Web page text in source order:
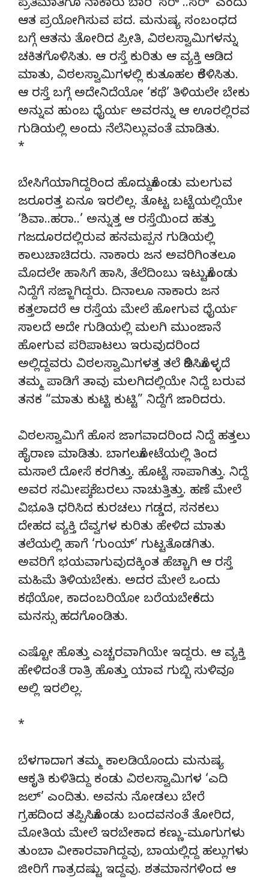
ಪ್ರತಿಮಾತಿಗೂ ನಾಕಾರು ಬಾರಿ ‘ಸರ್ ..ಸರ್’ ಎಂದು
ಆತ ಪ್ರಯೋಗಿಸುವ ಪದ. ಮನುಷ್ಯ ಸಂಬಂಧದ
ಬಗ್ಗೆ ಆತನು ತೋರಿದ ಪ್ರೀತಿ, ವಿಠಲಸ್ವಾಮಿಗಳನ್ನು
ಚಕಿತಗೊಳಿಸಿತು. ಆ ರಸ್ತೆ ಕುರಿತು ಆ ವ್ಯಕ್ತಿ ಆಡಿದ
ಮಾತು, ವಿಠಲಸ್ವಾಮಿಗಳಲ್ಲಿ ಕುತೂಹಲ ಕೆರಳಿಸಿತು.
ಆ ರಸ್ತೆ ಬಗ್ಗೆ ಅದೇನಿದೆಯೋ ‘ಕಥೆ’ ತಿಳಿಯಲೇ ಬೇಕು
ಅನ್ನುವ ಹುಂಬ ಧೈರ್ಯ ಅವರನ್ನು ಆ ಊರಲ್ಲಿರವ
ಗುಡಿಯಲ್ಲಿ ಅಂದು ನೆಲೆನಿಲ್ಲುವಂತೆ ಮಾಡಿತು.
*
ಬೇಸಿಗೆಯಾಗಿದ್ದರಿಂದ ಹೊದ್ದುಕೊಂಡು ಮಲಗುವ
ಜರೂರತ್ತ ಏನೂ ಇರಲಿಲ್ಲ. ತೊಟ್ಟ ಬಟ್ಟೆಯಲ್ಲಿಯೇ
‘ಶಿವಾ..ಹರಾ..’ ಅನ್ನುತ್ತ ಆ ರಸ್ತೆಯಿಂದ ಹತ್ತು
ಗಜದೂರದಲ್ಲಿರುವ ಹನಮಪ್ಪನ ಗುಡಿಯಲ್ಲಿ
ಕಾಲುಚಾಚಿದರು. ನಾಕಾರು ಜನ ಅವರಿಗಿಂತಲೂ
ಮೊದಲೇ ಹಾಸಿಗೆ ಹಾಸಿ, ತೆಲೆದಿಂಬು ಇಟ್ಟುಕೊಂಡು
ನಿದ್ದೆಗೆ ಸಜ್ಜಾಗಿದ್ದರು. ದಿನಾಲೂ ನಾಕಾರು ಜನ
ಕತ್ತಲಾದರೆ ಆ ರಸ್ತೆಯ ಮೇಲೆ ಹೋಗುವ ಧೈರ್ಯ
ಸಾಲದೆ ಅದೇ ಗುಡಿಯಲ್ಲಿ ಮಲಗಿ ಮುಂಜಾನೆ
ಹೋಗುವ ಪರಿಪಾಟಲು ಇರುವುದರಿಂದ
ಅಲ್ಲಿದ್ದವರು ವಿಠಲಸ್ವಾಮಿಗಳತ್ತ ತಲೆ ಕೆಡಿಸಿಕೊಳ್ಳದೆ
ತಮ್ಮ ಪಾಡಿಗೆ ತಾವು ಮಲಗಿದಲ್ಲಿಯೇ ನಿದ್ದೆ ಬರುವ
ತನಕ “ಮಾತು ಕುಟ್ಟಿ ಕುಟ್ಟಿ” ನಿದ್ದೆಗೆ ಜಾರಿದರು.
ವಿಠಲಸ್ವಾಮಿಗೆ ಹೊಸ ಜಾಗವಾದರಿಂದ ನಿದ್ದೆ ಹತ್ತಲು
ಹೈರಾಣ ಮಾಡಿತು. ಬಾಗಲಕೋಟೆಯಲ್ಲಿ ತಿಂದ
ಮಸಾಲೆ ದೋಸೆ ಕರಗಿತ್ತು. ಹೊಟ್ಟೆ ಸಾಪಾಗಿತ್ತು. ನಿದ್ದೆ
ಅವರ ಸಮೀಪಕ್ಕೆ ಬರಲು ನಾಚುತ್ತಿತ್ತು. ಹಣೆ ಮೇಲೆ
ವಿಭೂತಿ ಧರಿಸಿದ ಕುರಚಲು ಗಡ್ಡದ, ಸನಕಲು
ದೇಹದ ವ್ಯಕ್ತಿ ದೆವ್ವಗಳ ಕುರಿತು ಹೇಳಿದ ಮಾತು
ತಲೆಯಲ್ಲಿ ಹಾಗೆ ‘ಗುಂಯ್’ ಗುಟ್ಟತೊಡಗಿತು.
ಅವರಿಗೆ ಭಯವಾಗುವುದಕ್ಕಿಂತ ಹೆಚ್ಚಾಗಿ ಆ ರಸ್ತೆ
ಮಹಿಮೆ ತಿಳಿಯಬೇಕು. ಅದರ ಮೇಲೆ ಒಂದು
ಕಥೆಯೋ, ಕಾದಂಬರಿಯೋ ಬರೆಯಬೇಕೆಂದು
ಮನಸ್ಸು ಹದಗೊಂಡಿತು.
ಎಷ್ಟೋ ಹೊತ್ತು ಎಚ್ಚರವಾಗಿಯೇ ಇದ್ದರು. ಆ ವ್ಯಕ್ತಿ
ಹೇಳಿದಂತೆ ರಾತ್ರಿ ಹೊತ್ತು ಯಾವ ಗುಬ್ಬಿ ಸುಳಿವೂ
ಅಲ್ಲಿ ಇರಲಿಲ್ಲ.
*
ಬೆಳಗಾದಾಗ ತಮ್ಮ ಕಾಲಡಿಯೊಂದು ಮನುಷ್ಯ
ಆಕೃತಿ ಕುಳಿತಿದ್ದು ಕಂಡು ವಿಠಲಸ್ವಾಮಿಗಳ ‘ಎದಿ
ಜಲ್’ ಎಂದಿತು. ಅವನು ನೋಡಲು ಬೇರೆ
ಗ್ರಹದಿಂದ ತಪ್ಪಿಸಿಕೊಂಡು ಬಂದವನಂತೆ ತೋರಿದ,
ಮೋತಿಯ ಮೇಲೆ ಇರಬೇಕಾದ ಕಣ್ಣು-ಮೂಗುಗಳು
ತುಂಬಾ ವೀಕಾರವಾಗಿದ್ದವು, ಬಾಯಲ್ಲಿದ್ದ ಹಲ್ಲುಗಳು
ಜೀರಿಗೆ ಗಾತ್ರದಷ್ಟು ಇದ್ದವು. ಶತಮಾನಗಳಿಂದ ಆ